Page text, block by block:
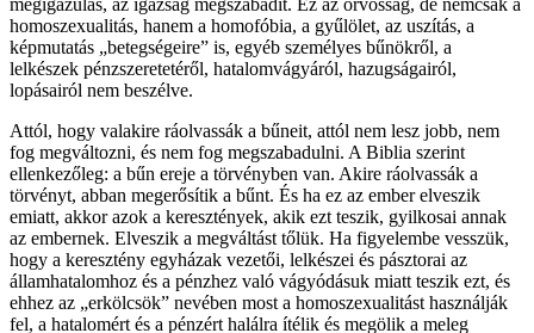
homoszexualitás, hanem a homofóbia, a gyűlölet, az uszítás, a
képmutatás „betegségeire” is, egyéb személyes bűnökről, a
lelkészek pénzszeretetéről, hatalomvágyáról, hazugságairól,
lopásairól nem beszélve.
Attól, hogy valakire ráolvassák a bűneit, attól nem lesz jobb, nem
fog megváltozni, és nem fog megszabadulni. A Biblia szerint
ellenkezőleg: a bűn ereje a törvényben van. Akire ráolvassák a
törvényt, abban megerősítik a bűnt. És ha ez az ember elveszik
emiatt, akkor azok a keresztények, akik ezt teszik, gyilkosai annak
az embernek. Elveszik a megváltást tőlük. Ha figyelembe vesszük,
hogy a keresztény egyházak vezetői, lelkészei és pásztorai az
államhatalomhoz és a pénzhez való vágyódásuk miatt teszik ezt, és
ehhez az „erkölcsök” nevében most a homoszexualitást használják
fel, a hatalomért és a pénzért halálra ítélik és megölik a meleg